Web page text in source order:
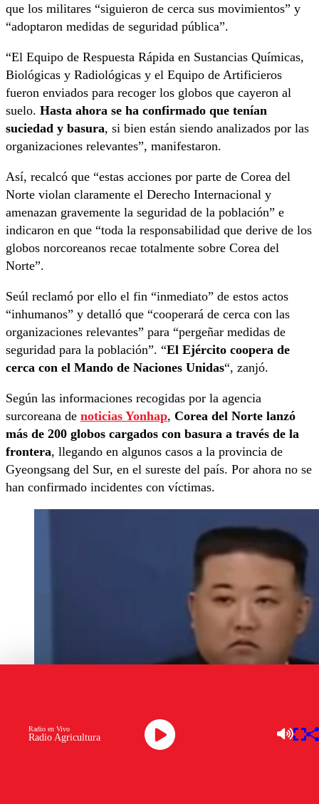
que los militares “siguieron de cerca sus movimientos” y
“adoptaron medidas de seguridad pública”.
“El Equipo de Respuesta Rápida en Sustancias Químicas,
Biológicas y Radiológicas y el Equipo de Artificieros
fueron enviados para recoger los globos que cayeron al
suelo. Hasta ahora se ha confirmado que tenían
suciedad y basura, si bien están siendo analizados por las
organizaciones relevantes”, manifestaron.
Así, recalcó que “estas acciones por parte de Corea del
Norte violan claramente el Derecho Internacional y
amenazan gravemente la seguridad de la población” e
indicaron en que “toda la responsabilidad que derive de los
globos norcoreanos recae totalmente sobre Corea del
Norte”.
Seúl reclamó por ello el fin “inmediato” de estos actos
“inhumanos” y detalló que “cooperará de cerca con las
organizaciones relevantes” para “pergeñar medidas de
seguridad para la población”. “El Ejército coopera de
cerca con el Mando de Naciones Unidas“, zanjó.
Según las informaciones recogidas por la agencia
surcoreana de noticias Yonhap, Corea del Norte lanzó
más de 200 globos cargados con basura a través de la
frontera, llegando en algunos casos a la provincia de
Gyeongsang del Sur, en el sureste del país. Por ahora no se
han confirmado incidentes con víctimas.
Radio Agricultura
Radio en Vivo